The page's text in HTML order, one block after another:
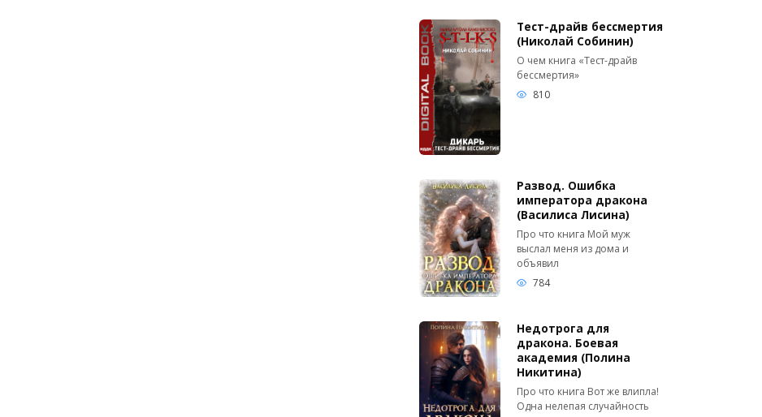
Тест-драйв бессмертия
(Николай Собинин)
О чем книга «Тест-драйв
бессмертия»
810
Развод. Ошибка
императора дракона
(Василиса Лисина)
Про что книга Мой муж
выслал меня из дома и
объявил
784
Недотрога для
дракона. Боевая
академия (Полина
Никитина)
Про что книга Вот же влипла!
Одна нелепая случайность